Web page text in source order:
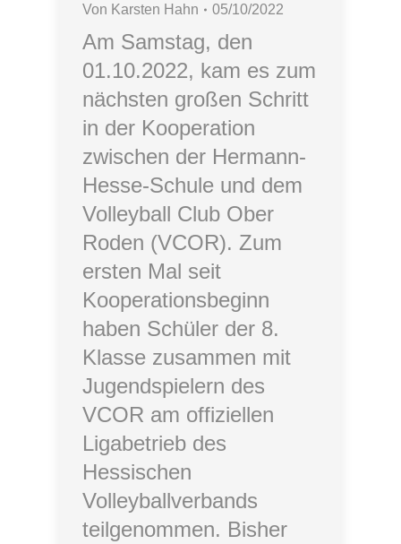
Von Karsten Hahn 05/10/2022
Am Samstag, den
01.10.2022, kam es zum
nächsten großen Schritt
in der Kooperation
zwischen der Hermann-
Hesse-Schule und dem
Volleyball Club Ober
Roden (VCOR). Zum
ersten Mal seit
Kooperationsbeginn
haben Schüler der 8.
Klasse zusammen mit
Jugendspielern des
VCOR am offiziellen
Ligabetrieb des
Hessischen
Volleyballverbands
teilgenommen. Bisher